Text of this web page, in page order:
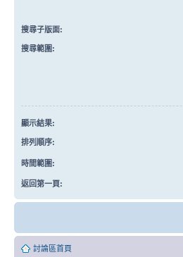
搜尋子版面:
搜尋範圍:
顯示結果:
排列順序:
時間範圍:
返回第一頁:
討論區首頁